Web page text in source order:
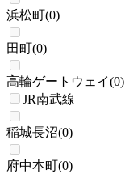
浜松町(0)
田町(0)
高輪ゲートウェイ(0)
JR南武線
稲城長沼(0)
府中本町(0)